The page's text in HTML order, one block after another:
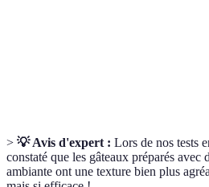
> 💡 Avis d'expert : Lors de nos tests
constaté que les gâteaux préparés avec
ambiante ont une texture bien plus